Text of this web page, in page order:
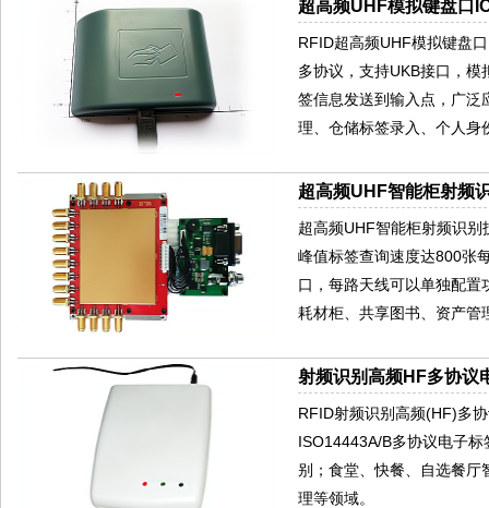
超高频UHF模拟键盘口
RFID超高频UHF模拟键盘
多协议，支持UKB接口，
签信息发送到输入点，广泛
理、仓储标签录入、个人身
超高频UHF智能柜射频
超高频UHF智能柜射频识
峰值标签查询速度达800张
口，每路天线可以单独配
耗材柜、共享图书、资产管
射频识别高频HF多协议
RFID射频识别高频(HF)多
ISO14443A/B多协议电子
别；食堂、快餐、自选餐厅
理等领域。